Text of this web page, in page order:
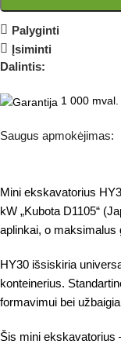
Palyginti
Įsiminti
Dalintis:
1 000
Saugus apmokėjimas:
Mini ekskavatorius
kW „Kubota D1105“
aplinkai, o maksimalus
HY30 išsiskiria
konteinerius.
formavimui bei
Šis mini ekskavatorius